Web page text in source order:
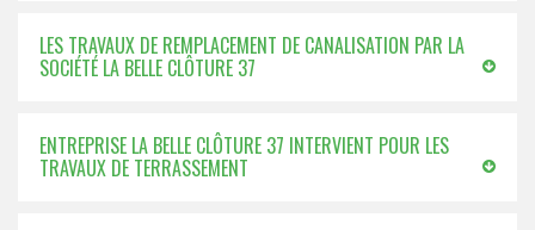
LES TRAVAUX DE REMPLACEMENT DE CANALISATION PAR LA
SOCIÉTÉ LA BELLE CLÔTURE 37
ENTREPRISE LA BELLE CLÔTURE 37 INTERVIENT POUR LES
TRAVAUX DE TERRASSEMENT